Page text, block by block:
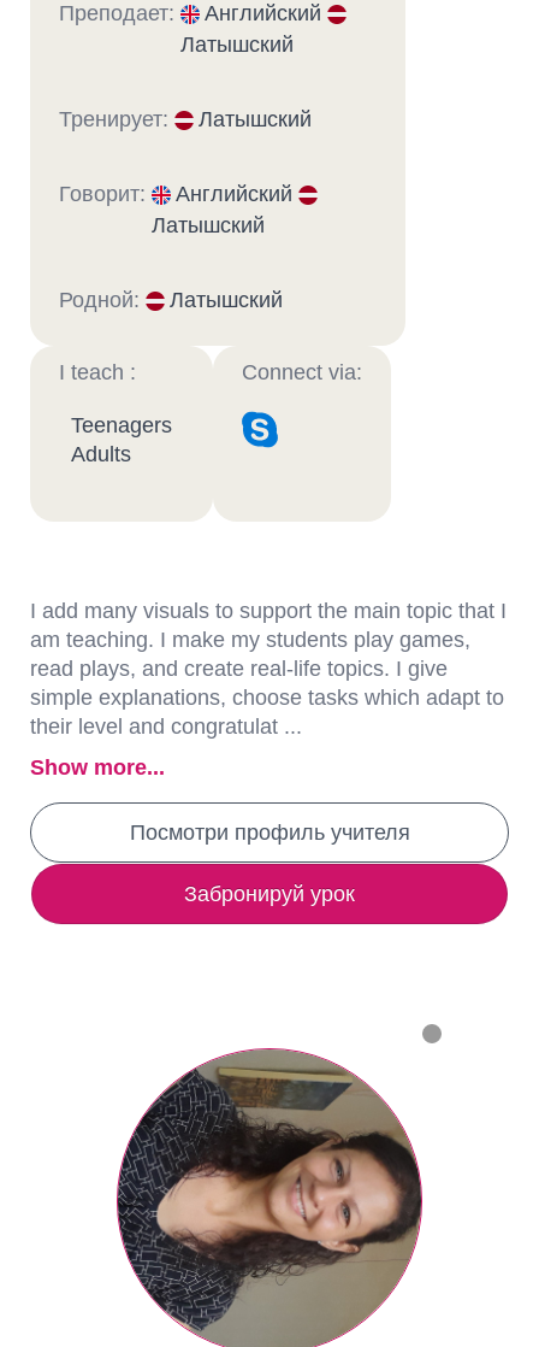
Преподает:
Английский
Латышский
Тренирует: Латышский
Говорит:
Английский
Латышский
Родной: Латышский
I teach :
Teenagers
Adults
Connect via:
I add many visuals to support the main topic that I
am teaching. I make my students play games,
read plays, and create real-life topics. I give
simple explanations, choose tasks which adapt to
their level and congratulat ...
Show more...
Посмотри профиль учителя
Забронируй урок